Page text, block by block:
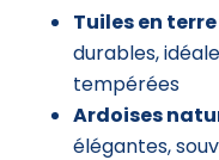
Tuiles en
durables,
tempérées
Ardoises
élégantes,